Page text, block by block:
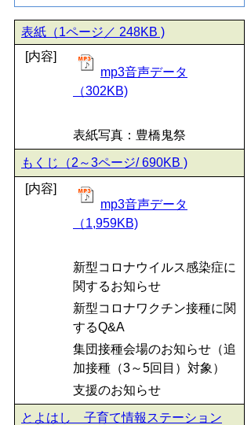
表紙（1ページ／ 248KB )
[内容]
mp3音声データ
（302KB)
表紙写真：豊橋鬼祭
もくじ（2～3ページ/ 690KB )
[内容]
mp3音声データ
（1,959KB)
新型コロナウイルス感染症に
関するお知らせ
新型コロナワクチン接種に関
するQ&A
集団接種会場のお知らせ（追
加接種（3～5回目）対象）
支援のお知らせ
とよはし 子育て情報ステーション